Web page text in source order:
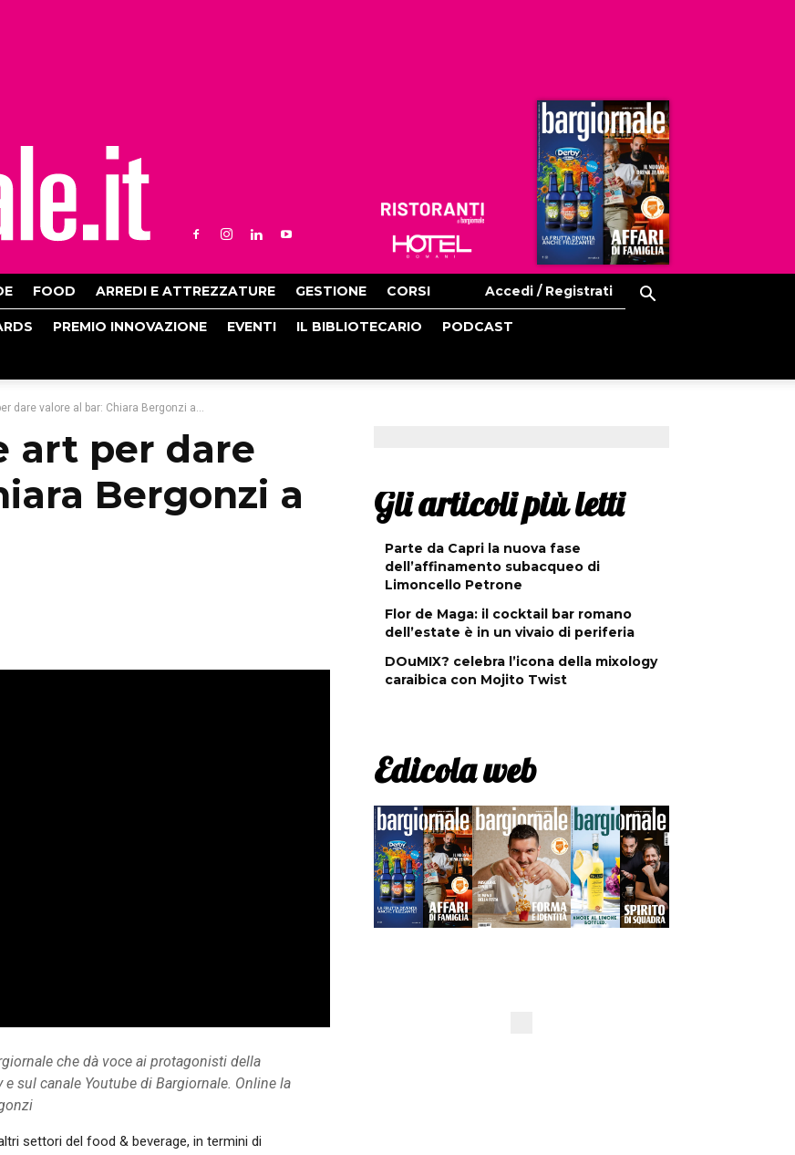
Ristoranti
Hoteldomani
FOOD ARREDI E ATTREZZATURE GESTIONE CORSI Accedi / Registrati
PREMIO INNOVAZIONE EVENTI IL BIBLIOTECARIO PODCAST
dare valore al bar: Chiara Bergonzi a...
art per dare
Bergonzi a
che dà voce ai protagonisti della
sul canale Youtube di Bargiornale. Online la
settori del food & beverage, in termini di
Gli articoli più letti
Parte da Capri la nuova fase
dell’affinamento subacqueo di
Limoncello Petrone
Flor de Maga: il cocktail bar romano
dell’estate è in un vivaio di periferia
DOuMIX? celebra l’icona della mixology
caraibica con Mojito Twist
Edicola web